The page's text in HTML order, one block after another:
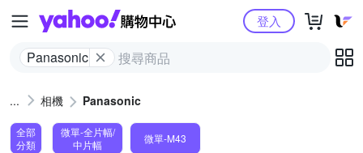
Yahoo購物中心
Panasonic
登入
相機 Panasonic
全部
分類
微單-全片幅/
中片幅
微單-M43